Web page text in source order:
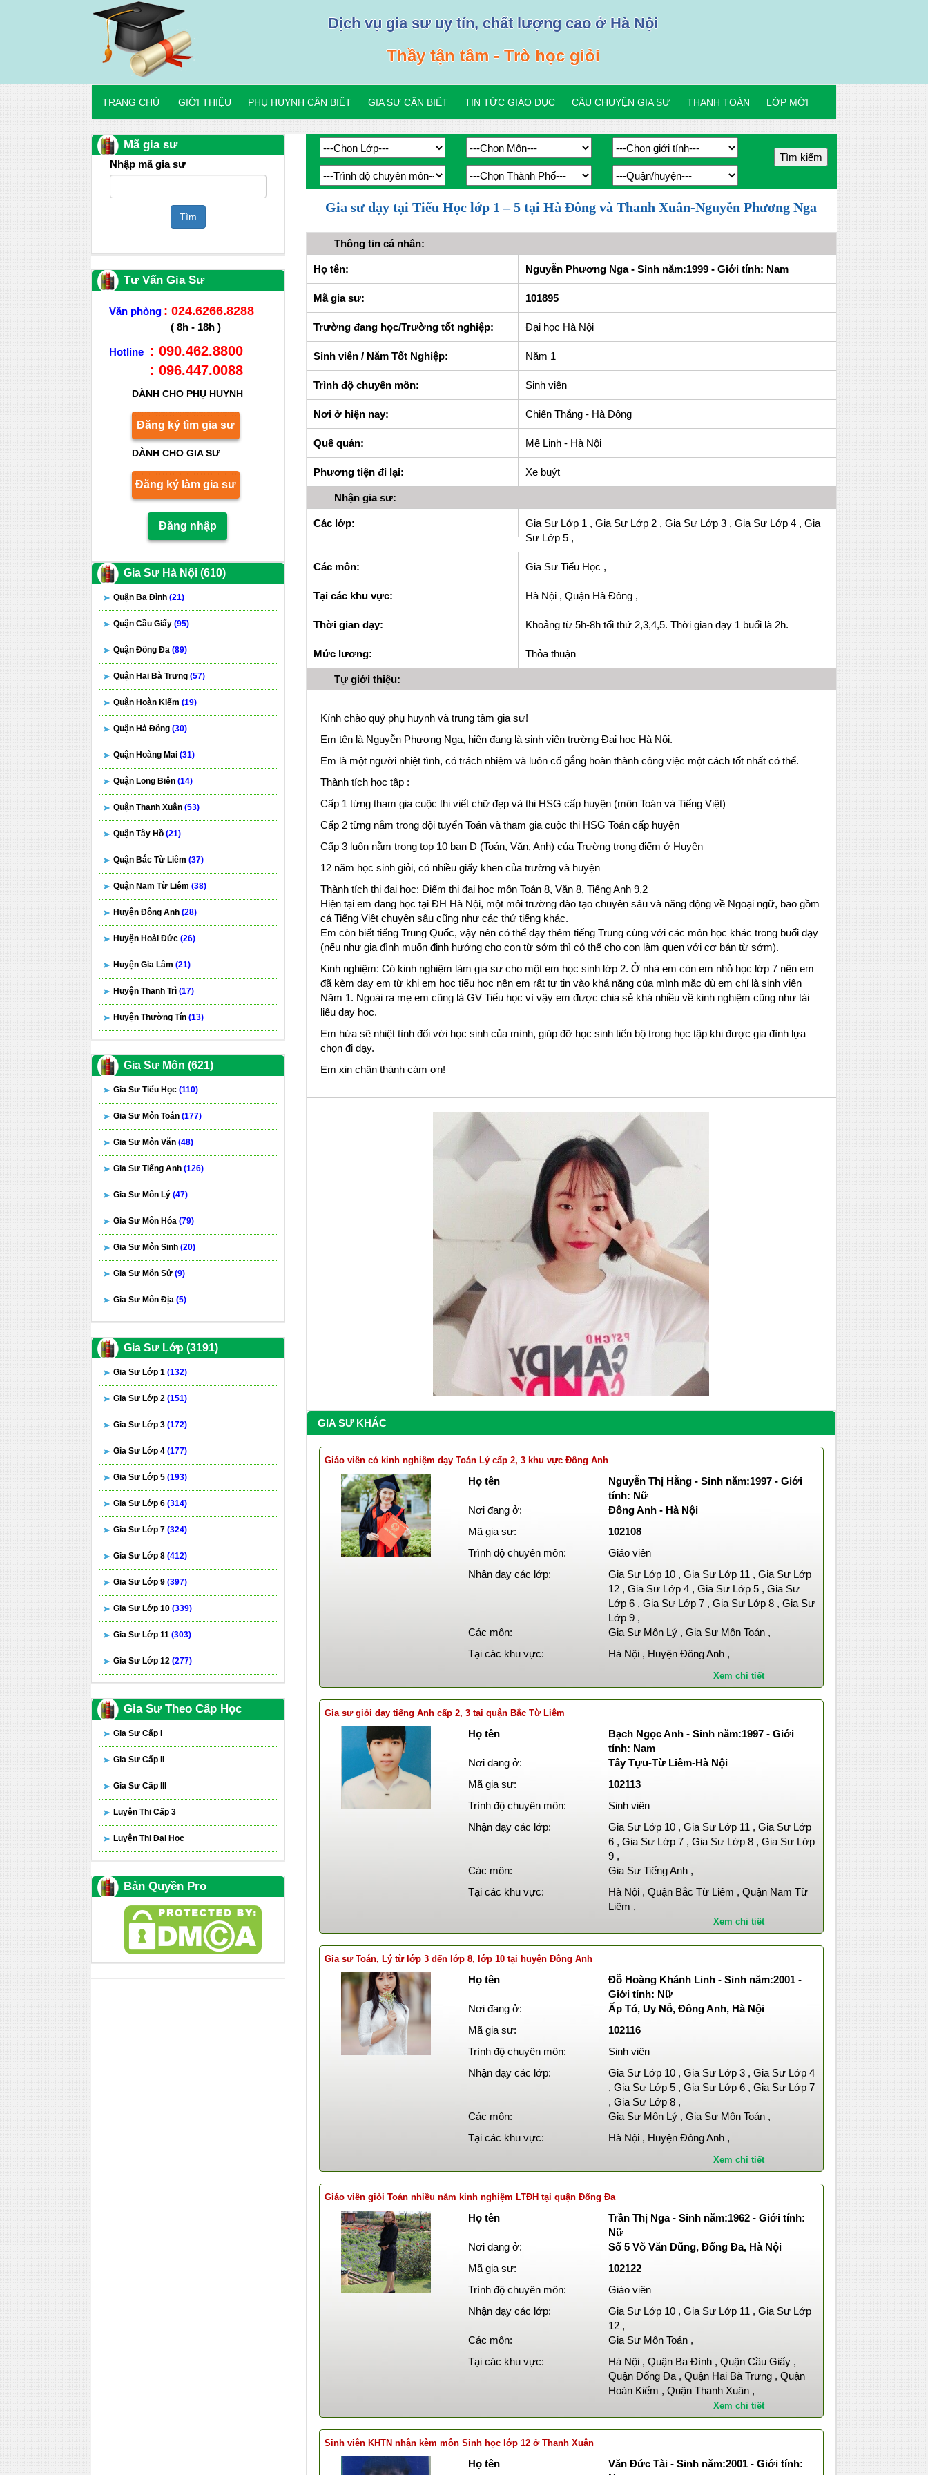
Dịch vụ gia sư uy tín, chất lượng cao ở Hà Nội
Thầy tận tâm - Trò học giỏi
TRANG CHỦ GIỚI THIỆU PHỤ HUYNH CẦN BIẾT GIA SƯ CẦN BIẾT TIN TỨC GIÁO DỤC CÂU CHUYỆN GIA SƯ THANH TOÁN LỚP MỚI
Gia sư dạy tại Tiểu Học lớp 1 – 5 tại Hà Đông và Thanh Xuân-Nguyễn Phương Nga
Thông tin cá nhân:
Họ tên: Nguyễn Phương Nga - Sinh năm:1999 - Giới tính: Nam
Mã gia sư: 101895
Trường đang học/Trường tốt nghiệp: Đại học Hà Nội
Sinh viên / Năm Tốt Nghiệp: Năm 1
Trình độ chuyên môn: Sinh viên
Nơi ở hiện nay: Chiến Thắng - Hà Đông
Quê quán: Mê Linh - Hà Nội
Phương tiện đi lại: Xe buýt
Nhận gia sư:
Các lớp:
Gia Sư Lớp 1 , Gia Sư Lớp 2 , Gia Sư Lớp 3 , Gia Sư Lớp 4 , Gia
Sư Lớp 5 ,
Các môn: Gia Sư Tiểu Học ,
Tại các khu vực: Hà Nội , Quận Hà Đông ,
Thời gian dạy: Khoảng từ 5h-8h tối thứ 2,3,4,5. Thời gian dạy 1 buổi là 2h.
Mức lương: Thỏa thuận
Tự giới thiệu:
Kính chào quý phụ huynh và trung tâm gia sư!
Em tên là Nguyễn Phương Nga, hiện đang là sinh viên trường Đại học Hà Nội.
Em là một người nhiệt tình, có trách nhiệm và luôn cố gắng hoàn thành công việc một cách tốt nhất có thể.
Thành tích học tập :
Cấp 1 từng tham gia cuộc thi viết chữ đẹp và thi HSG cấp huyện (môn Toán và Tiếng Việt)
Cấp 2 từng nằm trong đội tuyển Toán và tham gia cuộc thi HSG Toán cấp huyện
Cấp 3 luôn nằm trong top 10 ban D (Toán, Văn, Anh) của Trường trọng điểm ở Huyện
12 năm học sinh giỏi, có nhiều giấy khen của trường và huyện
Thành tích thi đại học: Điểm thi đại học môn Toán 8, Văn 8, Tiếng Anh 9,2
Hiện tại em đang học tại ĐH Hà Nội, một môi trường đào tạo chuyên sâu và năng động về Ngoại ngữ, bao gồm
cả Tiếng Việt chuyên sâu cũng như các thứ tiếng khác.
Em còn biết tiếng Trung Quốc, vậy nên có thể dạy thêm tiếng Trung cùng với các môn học khác trong buổi dạy
(nếu như gia đình muốn định hướng cho con từ sớm thì có thể cho con làm quen với cơ bản từ sớm).
Kinh nghiệm: Có kinh nghiệm làm gia sư cho một em học sinh lớp 2. Ở nhà em còn em nhỏ học lớp 7 nên em
đã kèm dạy em từ khi em học tiểu học nên em rất tự tin vào khả năng của mình mặc dù em chỉ là sinh viên
Năm 1. Ngoài ra mẹ em cũng là GV Tiểu học vì vậy em được chia sẻ khá nhiều về kinh nghiệm cũng như tài
liệu dạy học.
Em hứa sẽ nhiệt tình đối với học sinh của mình, giúp đỡ học sinh tiến bộ trong học tập khi được gia đình lựa
chọn đi dạy.
Em xin chân thành cám ơn!
GIA SƯ KHÁC
Giáo viên có kinh nghiệm dạy Toán Lý cấp 2, 3 khu vực Đông Anh
Họ tên
Nguyễn Thị Hằng - Sinh năm:1997 - Giới
tính: Nữ
Nơi đang ở:
Đông Anh - Hà Nội
Mã gia sư:
102108
Trình độ chuyên môn:
Giáo viên
Nhận dạy các lớp:
Gia Sư Lớp 10 , Gia Sư Lớp 11 , Gia Sư Lớp
12 , Gia Sư Lớp 4 , Gia Sư Lớp 5 , Gia Sư
Lớp 6 , Gia Sư Lớp 7 , Gia Sư Lớp 8 , Gia Sư
Lớp 9 ,
Các môn:
Gia Sư Môn Lý , Gia Sư Môn Toán ,
Tại các khu vực:
Hà Nội , Huyện Đông Anh ,
Xem chi tiết
Gia sư giỏi dạy tiếng Anh cấp 2, 3 tại quận Bắc Từ Liêm
Họ tên
Bạch Ngọc Anh - Sinh năm:1997 - Giới
tính: Nam
Nơi đang ở:
Tây Tựu-Từ Liêm-Hà Nội
Mã gia sư:
102113
Trình độ chuyên môn:
Sinh viên
Nhận dạy các lớp:
Gia Sư Lớp 10 , Gia Sư Lớp 11 , Gia Sư Lớp
6 , Gia Sư Lớp 7 , Gia Sư Lớp 8 , Gia Sư Lớp
9 ,
Các môn:
Gia Sư Tiếng Anh ,
Tại các khu vực:
Hà Nội , Quận Bắc Từ Liêm , Quận Nam Từ
Liêm ,
Xem chi tiết
Gia sư Toán, Lý từ lớp 3 đến lớp 8, lớp 10 tại huyện Đông Anh
Họ tên
Đỗ Hoàng Khánh Linh - Sinh năm:2001 -
Giới tính: Nữ
Nơi đang ở:
Ấp Tó, Uy Nỗ, Đông Anh, Hà Nội
Mã gia sư:
102116
Trình độ chuyên môn:
Sinh viên
Nhận dạy các lớp:
Gia Sư Lớp 10 , Gia Sư Lớp 3 , Gia Sư Lớp 4
, Gia Sư Lớp 5 , Gia Sư Lớp 6 , Gia Sư Lớp 7
, Gia Sư Lớp 8 ,
Các môn:
Gia Sư Môn Lý , Gia Sư Môn Toán ,
Tại các khu vực:
Hà Nội , Huyện Đông Anh ,
Xem chi tiết
Giáo viên giỏi Toán nhiều năm kinh nghiệm LTĐH tại quận Đống Đa
Họ tên
Trần Thị Nga - Sinh năm:1962 - Giới tính:
Nữ
Nơi đang ở:
Số 5 Võ Văn Dũng, Đống Đa, Hà Nội
Mã gia sư:
102122
Trình độ chuyên môn:
Giáo viên
Nhận dạy các lớp:
Gia Sư Lớp 10 , Gia Sư Lớp 11 , Gia Sư Lớp
12 ,
Các môn:
Gia Sư Môn Toán ,
Tại các khu vực:
Hà Nội , Quận Ba Đình , Quận Cầu Giấy ,
Quận Đống Đa , Quận Hai Bà Trưng , Quận
Hoàn Kiếm , Quận Thanh Xuân ,
Xem chi tiết
Sinh viên KHTN nhận kèm môn Sinh học lớp 12 ở Thanh Xuân
Họ tên
Văn Đức Tài - Sinh năm:2001 - Giới tính:
Mã gia sư
Nhập mã gia sư
Tìm
Tư Vấn Gia Sư
Văn phòng : 024.6266.8288
( 8h - 18h )
Hotline
: 090.462.8800
: 096.447.0088
DÀNH CHO PHỤ HUYNH
Đăng ký tìm gia sư
DÀNH CHO GIA SƯ
Đăng ký làm gia sư
Đăng nhập
Gia Sư Hà Nội (610)
Quận Ba Đình (21)
Quận Cầu Giấy (95)
Quận Đống Đa (89)
Quận Hai Bà Trưng (57)
Quận Hoàn Kiếm (19)
Quận Hà Đông (30)
Quận Hoàng Mai (31)
Quận Long Biên (14)
Quận Thanh Xuân (53)
Quận Tây Hồ (21)
Quận Bắc Từ Liêm (37)
Quận Nam Từ Liêm (38)
Huyện Đông Anh (28)
Huyện Hoài Đức (26)
Huyện Gia Lâm (21)
Huyện Thanh Trì (17)
Huyện Thường Tín (13)
Gia Sư Môn (621)
Gia Sư Tiểu Học (110)
Gia Sư Môn Toán (177)
Gia Sư Môn Văn (48)
Gia Sư Tiếng Anh (126)
Gia Sư Môn Lý (47)
Gia Sư Môn Hóa (79)
Gia Sư Môn Sinh (20)
Gia Sư Môn Sử (9)
Gia Sư Môn Địa (5)
Gia Sư Lớp (3191)
Gia Sư Lớp 1 (132)
Gia Sư Lớp 2 (151)
Gia Sư Lớp 3 (172)
Gia Sư Lớp 4 (177)
Gia Sư Lớp 5 (193)
Gia Sư Lớp 6 (314)
Gia Sư Lớp 7 (324)
Gia Sư Lớp 8 (412)
Gia Sư Lớp 9 (397)
Gia Sư Lớp 10 (339)
Gia Sư Lớp 11 (303)
Gia Sư Lớp 12 (277)
Gia Sư Theo Cấp Học
Gia Sư Cấp I
Gia Sư Cấp II
Gia Sư Cấp III
Luyện Thi Cấp 3
Luyện Thi Đại Học
Bản Quyền Pro